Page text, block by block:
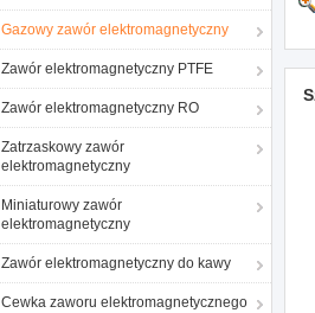
Gazowy zawór elektromagnetyczny
Zawór elektromagnetyczny PTFE
Zawór elektromagnetyczny RO
Zatrzaskowy zawór
elektromagnetyczny
Miniaturowy zawór
elektromagnetyczny
Zawór elektromagnetyczny do kawy
Cewka zaworu elektromagnetycznego